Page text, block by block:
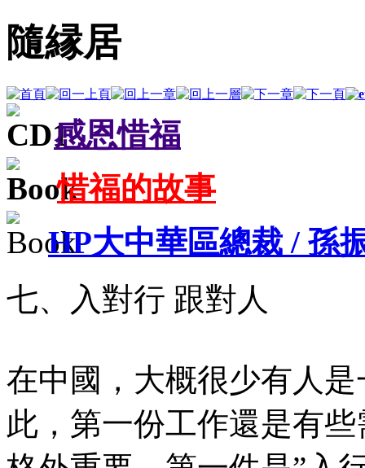
隨縁居
感恩惜福
惜福的故事
HP大中華區總裁 / 孫
七、入對行 跟對人
在中國，大概很少有人
此，第一份工作還是有